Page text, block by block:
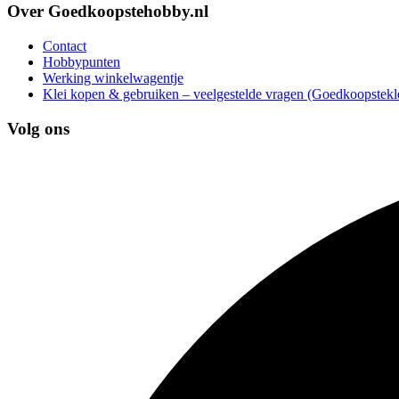
Over Goedkoopstehobby.nl
Contact
Hobbypunten
Werking winkelwagentje
Klei kopen & gebruiken – veelgestelde vragen
Volg ons